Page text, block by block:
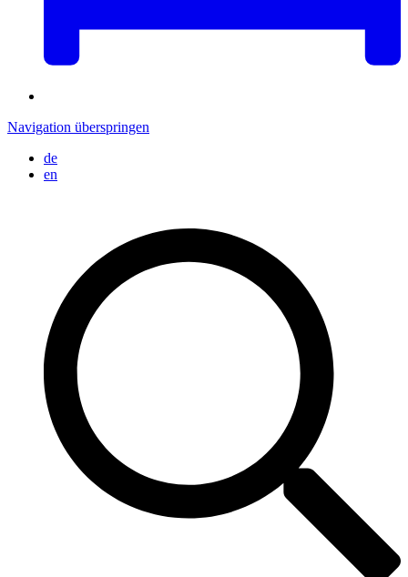
Navigation überspringen
de
en